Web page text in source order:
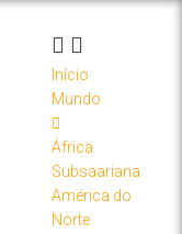
Início
Mundo
África
Subsaariana
América do
Norte